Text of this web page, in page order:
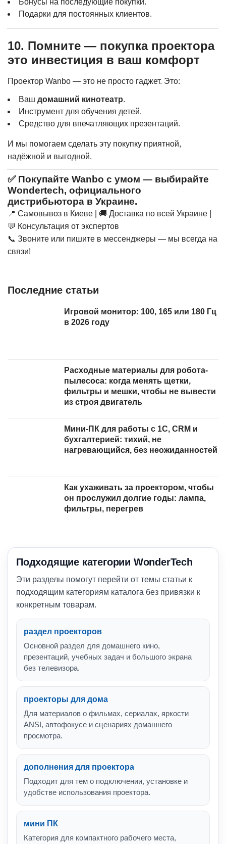
Бонусы на последующие покупки.
Подарки для постоянных клиентов.
10. Помните — покупка проектора
это инвестиция в ваш комфорт
Проектор Wanbo — это не просто гаджет. Это:
Ваш домашний кинотеатр.
Инструмент для обучения детей.
Средство для впечатляющих презентаций.
И мы помогаем сделать эту покупку приятной,
надёжной и выгодной.
✅ Покупайте Wanbo с умом — выбирайте
Wondertech, официального
дистрибьютора в Украине.
📍 Самовывоз в Киеве | 🚚 Доставка по всей Украине |
💬 Консультация от экспертов
📞 Звоните или пишите в мессенджеры — мы всегда на
связи!
Последние статьи
Игровой монитор: 100, 165 или 180 Гц
в 2026 году
Расходные материалы для робота-
пылесоса: когда менять щетки,
фильтры и мешки, чтобы не вывести
из строя двигатель
Мини-ПК для работы с 1С, CRM и
бухгалтерией: тихий, не
нагревающийся, без неожиданностей
Как ухаживать за проектором, чтобы
он прослужил долгие годы: лампа,
фильтры, перегрев
Подходящие категории WonderTech
Эти разделы помогут перейти от темы статьи к
подходящим категориям каталога без привязки к
конкретным товарам.
раздел проекторов
Основной раздел для домашнего кино,
презентаций, учебных задач и большого экрана
без телевизора.
проекторы для дома
Для материалов о фильмах, сериалах, яркости
ANSI, автофокусе и сценариях домашнего
просмотра.
дополнения для проектора
Подходит для тем о подключении, установке и
удобстве использования проектора.
мини ПК
Категория для компактного рабочего места,